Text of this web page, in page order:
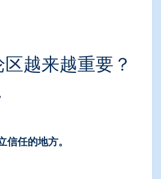
越来越重要？
任的地方。